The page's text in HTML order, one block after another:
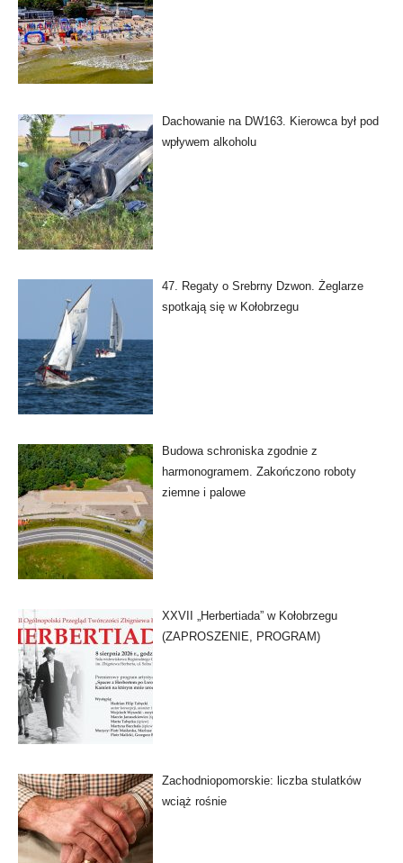
Dachowanie na DW163. Kierowca był pod
wpływem alkoholu
47. Regaty o Srebrny Dzwon. Żeglarze
spotkają się w Kołobrzegu
Budowa schroniska zgodnie z
harmonogramem. Zakończono roboty
ziemne i palowe
XXVII „Herbertiada” w Kołobrzegu
(ZAPROSZENIE, PROGRAM)
Zachodniopomorskie: liczba stulatków
wciąż rośnie